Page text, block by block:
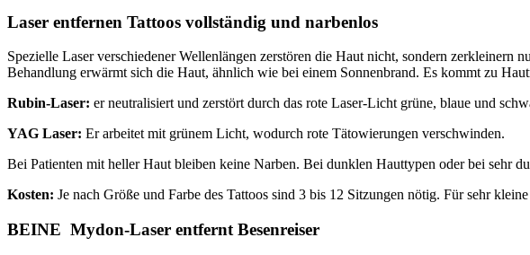
Laser entfernen Tattoos vollständig und narbenlos
Spezielle Laser verschiedener Wellenlängen zerstören die Haut nicht, sondern
Behandlung erwärmt sich die Haut, ähnlich wie bei einem Sonnenbrand. Es kommt zu
Rubin-Laser: er neutralisiert und zerstört durch das rote Laser-Licht grüne, blaue und
YAG Laser: Er arbeitet mit grünem Licht, wodurch rote Tätowierungen verschwinden.
Bei Patienten mit heller Haut bleiben keine Narben. Bei dunklen Hauttypen oder bei sehr
Kosten: Je nach Größe und Farbe des Tattoos sind 3 bis 12 Sitzungen nötig. Für sehr
BEINE Mydon-Laser entfernt Besenreiser